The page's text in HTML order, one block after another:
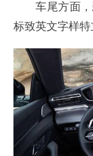
车尾方面
标致英文字样特